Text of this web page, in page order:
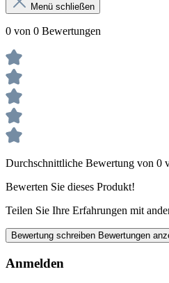
Menü schließen
0 von 0 Bewertungen
Durchschnittliche Bewertung von 0
Bewerten Sie dieses Produkt!
Teilen Sie Ihre Erfahrungen mit
Bewertung schreiben Bewertungen
Anmelden